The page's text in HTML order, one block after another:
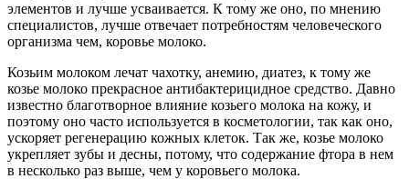
элементов и лучше усваивается. К тому же оно, по мнению
специалистов, лучше отвечает потребностям человеческого
организма чем, коровье молоко.
Козьим молоком лечат чахотку, анемию, диатез, к тому же
козье молоко прекрасное антибактерицидное средство. Давно
известно благотворное влияние козьего молока на кожу, и
поэтому оно часто используется в косметологии, так как оно,
ускоряет регенерацию кожных клеток. Так же, козье молоко
укрепляет зубы и десны, потому, что содержание фтора в нем
в несколько раз выше, чем у коровьего молока.